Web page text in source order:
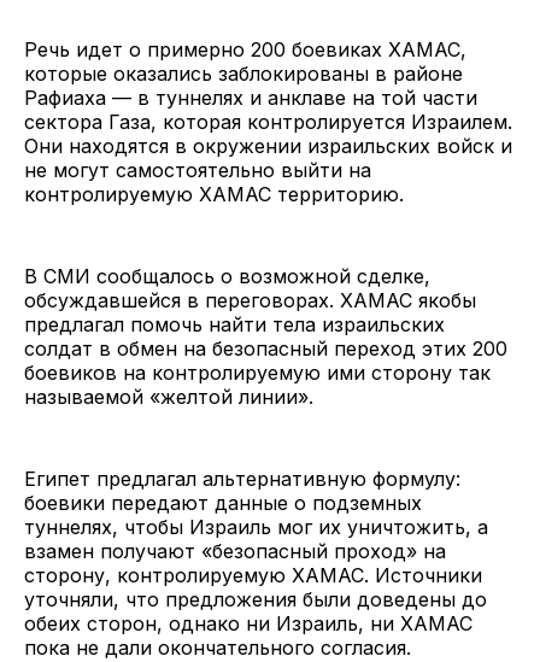
Речь идет о примерно 200 боевиках ХАМАС,
которые оказались заблокированы в районе
Рафиаха — в туннелях и анклаве на той части
сектора Газа, которая контролируется Израилем.
Они находятся в окружении израильских войск и
не могут самостоятельно выйти на
контролируемую ХАМАС территорию.
В СМИ сообщалось о возможной сделке,
обсуждавшейся в переговорах. ХАМАС якобы
предлагал помочь найти тела израильских
солдат в обмен на безопасный переход этих 200
боевиков на контролируемую ими сторону так
называемой «желтой линии».
Египет предлагал альтернативную формулу:
боевики передают данные о подземных
туннелях, чтобы Израиль мог их уничтожить, а
взамен получают «безопасный проход» на
сторону, контролируемую ХАМАС. Источники
уточняли, что предложения были доведены до
обеих сторон, однако ни Израиль, ни ХАМАС
пока не дали окончательного согласия.